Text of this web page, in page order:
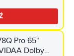
Pro 65"
Dolby